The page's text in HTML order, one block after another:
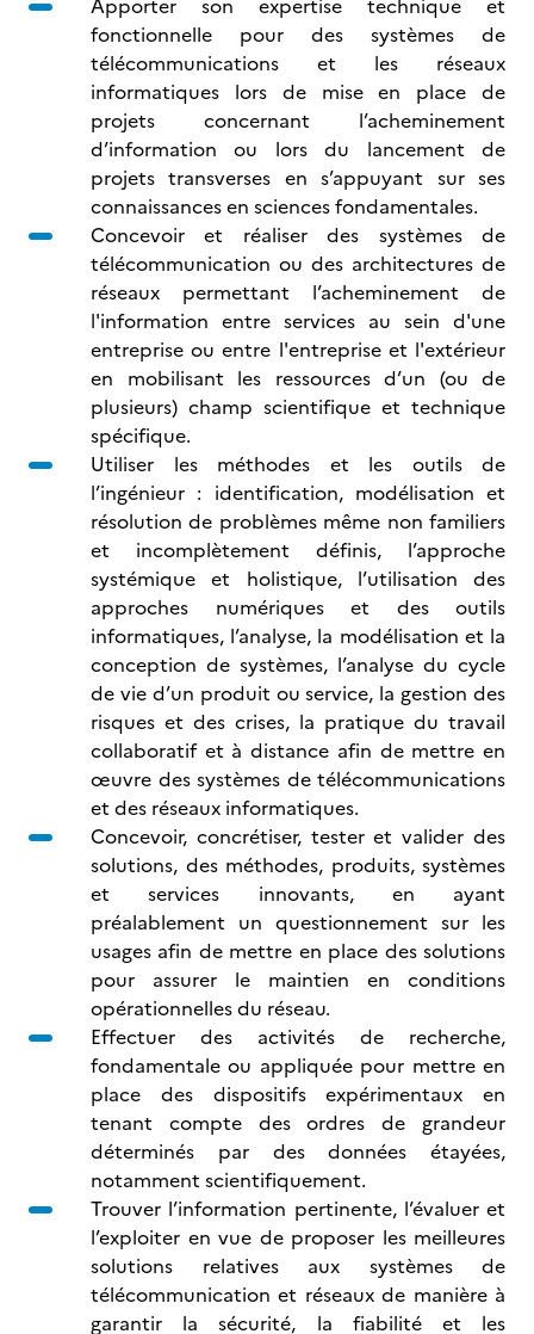
Apporter son expertise technique et
fonctionnelle pour des systèmes de
télécommunications et les réseaux
informatiques lors de mise en place de
projets concernant l’acheminement
d’information ou lors du lancement de
projets transverses en s’appuyant sur ses
connaissances en sciences fondamentales.
Concevoir et réaliser des systèmes de
télécommunication ou des architectures de
réseaux permettant l’acheminement de
l'information entre services au sein d'une
entreprise ou entre l'entreprise et l'extérieur
en mobilisant les ressources d’un (ou de
plusieurs) champ scientifique et technique
spécifique.
Utiliser les méthodes et les outils de
l’ingénieur : identification, modélisation et
résolution de problèmes même non familiers
et incomplètement définis, l’approche
systémique et holistique, l’utilisation des
approches numériques et des outils
informatiques, l’analyse, la modélisation et la
conception de systèmes, l’analyse du cycle
de vie d’un produit ou service, la gestion des
risques et des crises, la pratique du travail
collaboratif et à distance afin de mettre en
œuvre des systèmes de télécommunications
et des réseaux informatiques.
Concevoir, concrétiser, tester et valider des
solutions, des méthodes, produits, systèmes
et services innovants, en ayant
préalablement un questionnement sur les
usages afin de mettre en place des solutions
pour assurer le maintien en conditions
opérationnelles du réseau.
Effectuer des activités de recherche,
fondamentale ou appliquée pour mettre en
place des dispositifs expérimentaux en
tenant compte des ordres de grandeur
déterminés par des données étayées,
notamment scientifiquement.
Trouver l’information pertinente, l’évaluer et
l’exploiter en vue de proposer les meilleures
solutions relatives aux systèmes de
télécommunication et réseaux de manière à
garantir la sécurité, la fiabilité et les